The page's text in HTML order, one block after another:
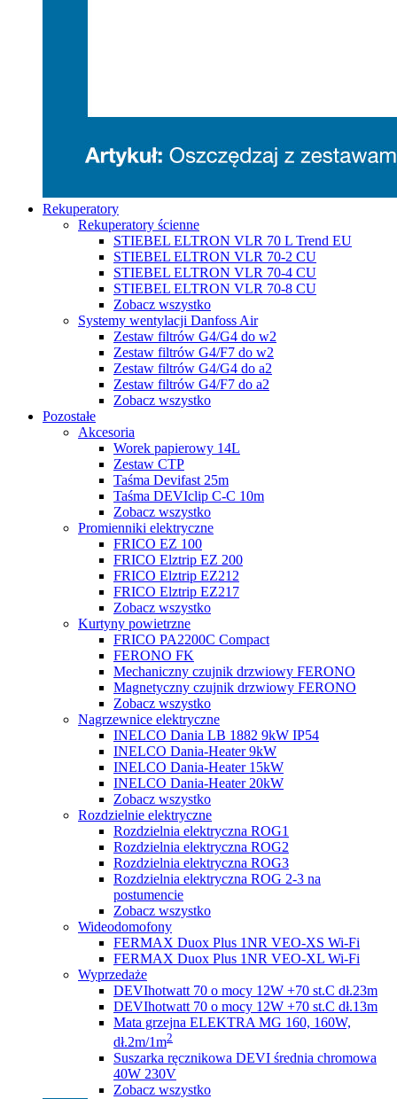
Rekuperatory
Rekuperatory ścienne
STIEBEL ELTRON VLR 70 L Trend EU
STIEBEL ELTRON VLR 70-2 CU
STIEBEL ELTRON VLR 70-4 CU
STIEBEL ELTRON VLR 70-8 CU
Zobacz wszystko
Systemy wentylacji Danfoss Air
Zestaw filtrów G4/G4 do w2
Zestaw filtrów G4/F7 do w2
Zestaw filtrów G4/G4 do a2
Zestaw filtrów G4/F7 do a2
Zobacz wszystko
Pozostałe
Akcesoria
Worek papierowy 14L
Zestaw CTP
Taśma Devifast 25m
Taśma DEVIclip C-C 10m
Zobacz wszystko
Promienniki elektryczne
FRICO EZ 100
FRICO Elztrip EZ 200
FRICO Elztrip EZ212
FRICO Elztrip EZ217
Zobacz wszystko
Kurtyny powietrzne
FRICO PA2200C Compact
FERONO FK
Mechaniczny czujnik drzwiowy FERONO
Magnetyczny czujnik drzwiowy FERONO
Zobacz wszystko
Nagrzewnice elektryczne
INELCO Dania LB 1882 9kW IP54
INELCO Dania-Heater 9kW
INELCO Dania-Heater 15kW
INELCO Dania-Heater 20kW
Zobacz wszystko
Rozdzielnie elektryczne
Rozdzielnia elektryczna ROG1
Rozdzielnia elektryczna ROG2
Rozdzielnia elektryczna ROG3
Rozdzielnia elektryczna ROG 2-3 na
postumencie
Zobacz wszystko
Wideodomofony
FERMAX Duox Plus 1NR VEO-XS Wi-Fi
FERMAX Duox Plus 1NR VEO-XL Wi-Fi
Wyprzedaże
DEVIhotwatt 70 o mocy 12W +70 st.C dł.23m
DEVIhotwatt 70 o mocy 12W +70 st.C dł.13m
Mata grzejna ELEKTRA MG 160, 160W,
dł.2m/1m2
Suszarka ręcznikowa DEVI średnia chromowa
40W 230V
Zobacz wszystko